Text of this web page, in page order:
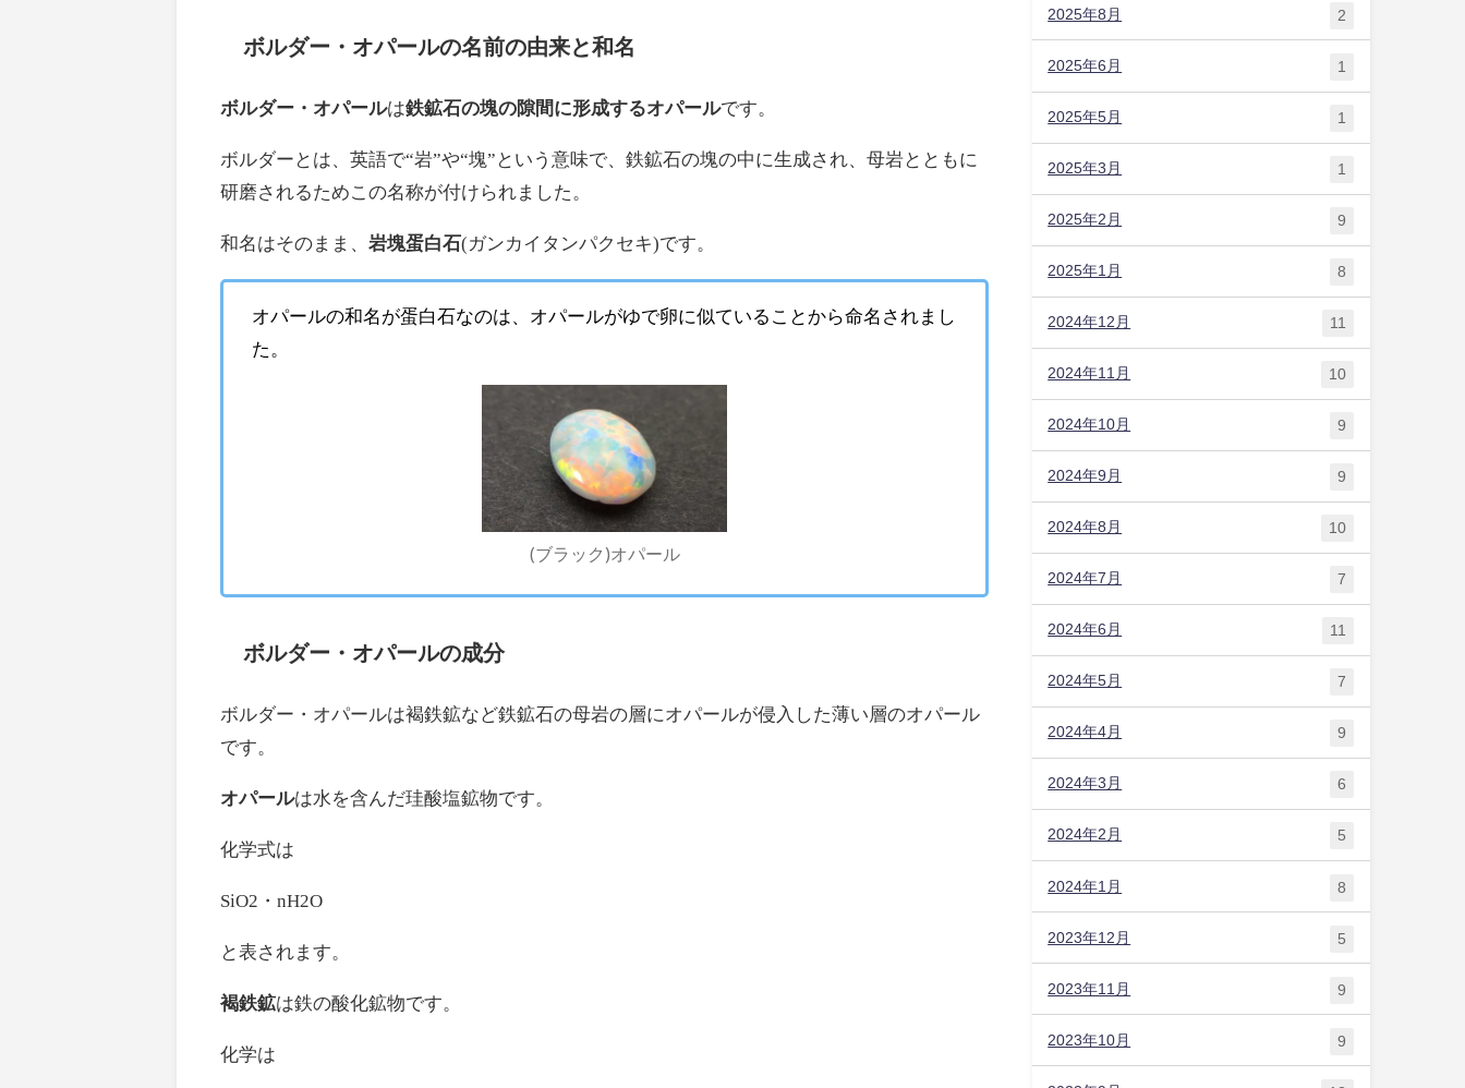
ボルダー・オパールの名前の由来と和名
ボルダー・オパールは鉄鉱石の塊の隙間に形成するオパールです。
ボルダーとは、英語で“岩”や“塊”という意味で、鉄鉱石の塊の中に生成され、母岩とともに
研磨されるためこの名称が付けられました。
和名はそのまま、岩塊蛋白石(ガンカイタンパクセキ)です。
オパールの和名が蛋白石なのは、オパールがゆで卵に似ていることから命名されまし
た。
(ブラック)オパール
ボルダー・オパールの成分
ボルダー・オパールは褐鉄鉱など鉄鉱石の母岩の層にオパールが侵入した薄い層のオパール
です。
オパールは水を含んだ珪酸塩鉱物です。
化学式は
SiO2・nH2O
と表されます。
褐鉄鉱は鉄の酸化鉱物です。
化学は
2025年8月 2
2025年6月 1
2025年5月 1
2025年3月 1
2025年2月 9
2025年1月 8
2024年12月 11
2024年11月 10
2024年10月 9
2024年9月 9
2024年8月 10
2024年7月 7
2024年6月 11
2024年5月 7
2024年4月 9
2024年3月 6
2024年2月 5
2024年1月 8
2023年12月 5
2023年11月 9
2023年10月 9